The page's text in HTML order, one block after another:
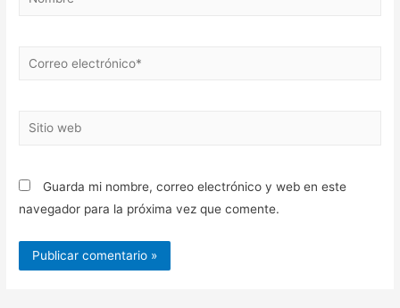
Correo
Sitio
Guarda mi nombre, correo electrónico y web en este
navegador para la próxima vez que comente.